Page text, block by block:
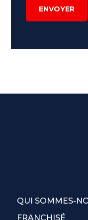
ENVOYER
QUI SOMMES-
FRANCHISÉ